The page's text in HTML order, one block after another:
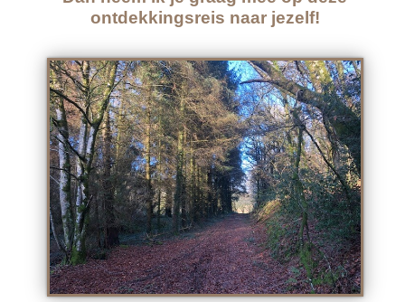
ontdekkingsreis naar jezelf!